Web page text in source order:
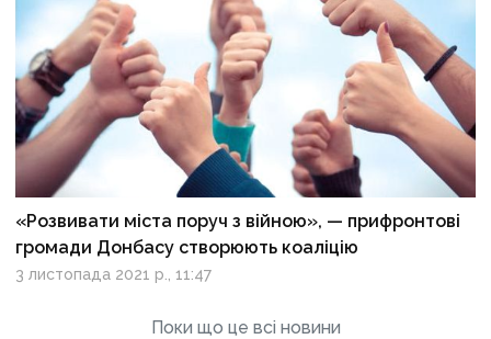
«Розвивати міста поруч з війною», — прифронтові
громади Донбасу створюють коаліцію
3 листопада 2021 р., 11:47
Поки що це всі новини